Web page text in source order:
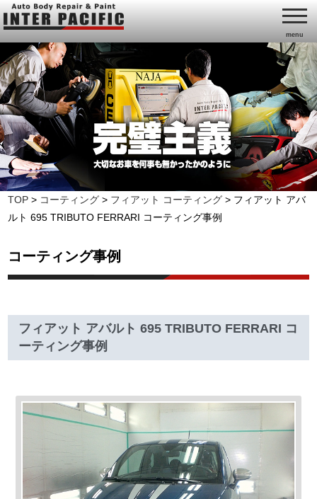
menu
TOP > コーティング > フィアット コーティング > フィアット アバ
ルト 695 TRIBUTO FERRARI コーティング事例
コーティング事例
フィアット アバルト 695 TRIBUTO FERRARI コ
ーティング事例